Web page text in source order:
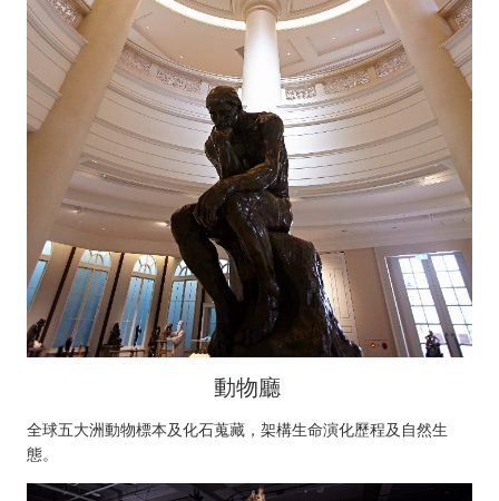
動物廳
全球五大洲動物標本及化石蒐藏，架構生命演化歷程及自然生
態。